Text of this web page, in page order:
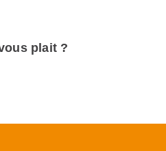
plait ?